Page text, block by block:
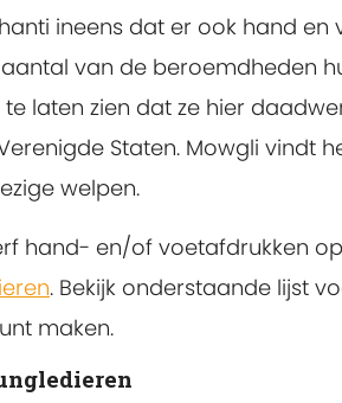
ineens dat er ook hand
van de beroemdheden
laten zien dat ze hier
Staten. Mowgli vindt
welpen.
hand- en/of voetafdrukken
. Bekijk onderstaande lijst
maken.